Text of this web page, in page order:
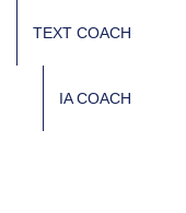
TEXT COACH
IA COACH